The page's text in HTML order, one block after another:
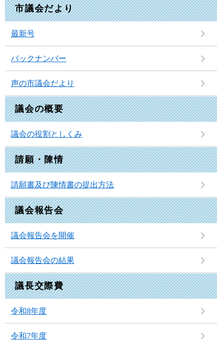
市議会だより
最新号
バックナンバー
声の市議会だより
議会の概要
議会の役割としくみ
請願・陳情
請願書及び陳情書の提出方法
議会報告会
議会報告会を開催
議会報告会の結果
議長交際費
令和8年度
令和7年度